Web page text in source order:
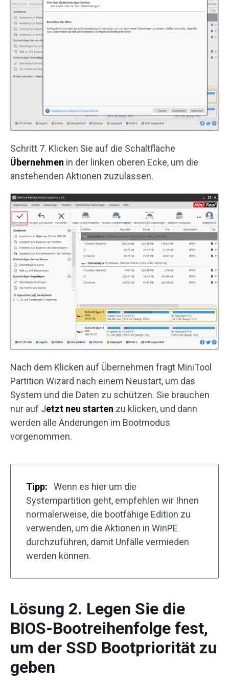
Schritt 7. Klicken Sie auf die Schaltfläche
Übernehmen in der linken oberen Ecke, um die
anstehenden Aktionen zuzulassen.
Nach dem Klicken auf Übernehmen fragt MiniTool
Partition Wizard nach einem Neustart, um das
System und die Daten zu schützen. Sie brauchen
nur auf Jetzt neu starten zu klicken, und dann
werden alle Änderungen im Bootmodus
vorgenommen.
Tipp:
Wenn es hier um die
Systempartition geht, empfehlen wir Ihnen
normalerweise, die bootfähige Edition zu
verwenden, um die Aktionen in WinPE
durchzuführen, damit Unfälle vermieden
werden können.
Lösung 2. Legen Sie die
BIOS-Bootreihenfolge fest,
um der SSD Bootpriorität zu
geben